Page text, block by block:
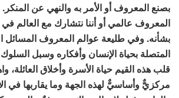
بصنع المعروف أو الأمر به والنهي عن
المعروف عالمي أو أننا نتشارك مع العالم
بشأنه. وفي طليعة عوالم المعروف المسائل
المتصلة بحياة الإنسان وأفكاره وسبل السلوك
قلب هذه القيم حياة الأسرة وأخلاق العائلة،
مركزيٌّ وأساسيٌّ لهذه الجهة وما يقاربها في